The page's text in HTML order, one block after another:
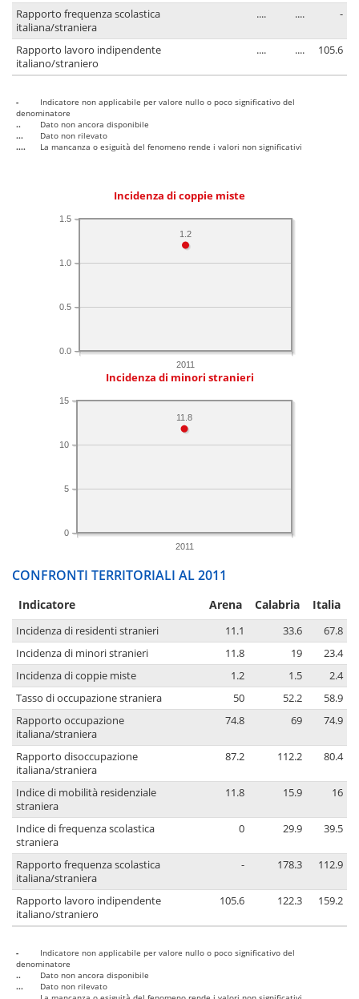
Rapporto frequenza scolastica
italiana/straniera
.... .... -
Rapporto lavoro indipendente
italiano/straniero
.... .... 105.6
-
Indicatore non applicabile per valore nullo o poco significativo del
denominatore
..
Dato non ancora disponibile
...
Dato non rilevato
....
La mancanza o esiguità del fenomeno rende i valori non significativi
Incidenza di coppie miste
2011
0.0
0.5
1.0
1.5
1.2
Incidenza di minori stranieri
2011
0
5
10
15
11.8
CONFRONTI TERRITORIALI AL 2011
Indicatore Arena Calabria Italia
Incidenza di residenti stranieri 11.1 33.6
67.8
Incidenza di minori stranieri
11.8 19
23.4
Incidenza di coppie miste
1.2 1.5
2.4
Tasso di occupazione straniera
50 52.2
58.9
Rapporto occupazione
italiana/straniera
74.8 69 74.9
Rapporto disoccupazione
italiana/straniera
87.2 112.2 80.4
Indice di mobilità residenziale
straniera
11.8 15.9 16
Indice di frequenza scolastica
straniera
0 29.9 39.5
Rapporto frequenza scolastica
italiana/straniera
- 178.3 112.9
Rapporto lavoro indipendente
italiano/straniero
105.6 122.3 159.2
-
Indicatore non applicabile per valore nullo o poco significativo del
denominatore
..
Dato non ancora disponibile
...
Dato non rilevato